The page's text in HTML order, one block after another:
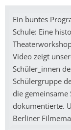
Ein buntes
Schule: Eine
Video zeigt
Schüler_innen
Schülergruppe
die gemeinsame
dokumentierte.
Berliner